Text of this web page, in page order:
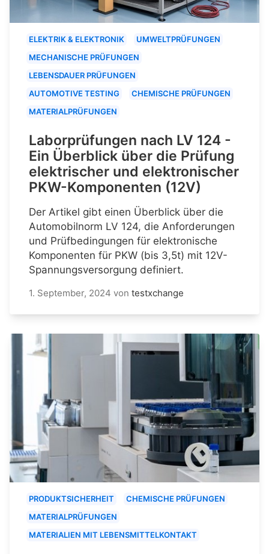
ELEKTRIK & ELEKTRONIK
UMWELTPRÜFUNGEN
MECHANISCHE PRÜFUNGEN
LEBENSDAUER PRÜFUNGEN
AUTOMOTIVE TESTING
CHEMISCHE PRÜFUNGEN
MATERIALPRÜFUNGEN
Laborprüfungen nach LV 124 -
Ein Überblick über die Prüfung
elektrischer und elektronischer
PKW-Komponenten (12V)
Der Artikel gibt einen Überblick über die
Automobilnorm LV 124, die Anforderungen
und Prüfbedingungen für elektronische
Komponenten für PKW (bis 3,5t) mit 12V-
Spannungsversorgung definiert.
1. September, 2024 von testxchange
PRODUKTSICHERHEIT
CHEMISCHE PRÜFUNGEN
MATERIALPRÜFUNGEN
MATERIALIEN MIT LEBENSMITTELKONTAKT